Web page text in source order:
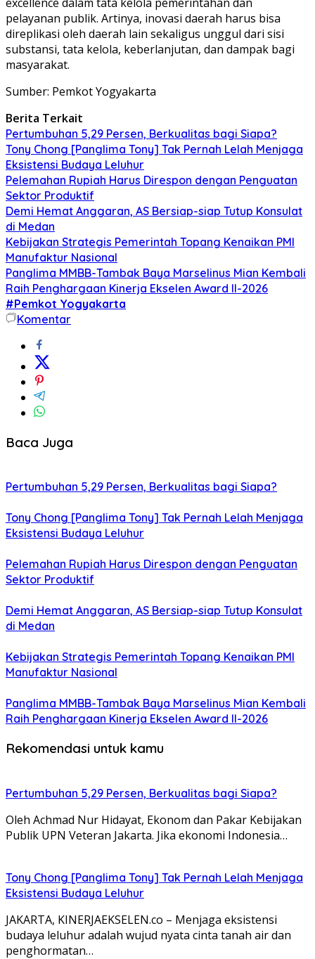
pelayanan publik. Artinya, inovasi daerah harus bisa
direplikasi oleh daerah lain sekaligus unggul dari sisi
substansi, tata kelola, keberlanjutan, dan dampak bagi
masyarakat.
Sumber: Pemkot Yogyakarta
Berita Terkait
Pertumbuhan 5,29 Persen, Berkualitas bagi Siapa?
Tony Chong [Panglima Tony] Tak Pernah Lelah Menjaga
Eksistensi Budaya Leluhur
Pelemahan Rupiah Harus Direspon dengan Penguatan
Sektor Produktif
Demi Hemat Anggaran, AS Bersiap-siap Tutup Konsulat
di Medan
Kebijakan Strategis Pemerintah Topang Kenaikan PMI
Manufaktur Nasional
Panglima MMBB-Tambak Baya Marselinus Mian Kembali
Raih Penghargaan Kinerja Ekselen Award II-2026
#Pemkot Yogyakarta
Komentar
Baca Juga
Pertumbuhan 5,29 Persen, Berkualitas bagi Siapa?
Tony Chong [Panglima Tony] Tak Pernah Lelah Menjaga
Eksistensi Budaya Leluhur
Pelemahan Rupiah Harus Direspon dengan Penguatan
Sektor Produktif
Demi Hemat Anggaran, AS Bersiap-siap Tutup Konsulat
di Medan
Kebijakan Strategis Pemerintah Topang Kenaikan PMI
Manufaktur Nasional
Panglima MMBB-Tambak Baya Marselinus Mian Kembali
Raih Penghargaan Kinerja Ekselen Award II-2026
Rekomendasi untuk kamu
Pertumbuhan 5,29 Persen, Berkualitas bagi Siapa?
Oleh Achmad Nur Hidayat, Ekonom dan Pakar Kebijakan
Publik UPN Veteran Jakarta. Jika ekonomi Indonesia…
Tony Chong [Panglima Tony] Tak Pernah Lelah Menjaga
Eksistensi Budaya Leluhur
JAKARTA, KINERJAEKSELEN.co – Menjaga eksistensi
budaya leluhur adalah wujud nyata cinta tanah air dan
penghormatan…